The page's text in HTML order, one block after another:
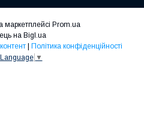
маркетплейсі Prom.ua
на Bigl.ua
| Політика конфіденційності
▼